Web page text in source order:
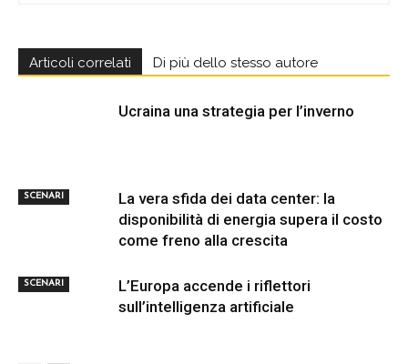
Articoli correlati Di più dello stesso autore
SCENARI
Ucraina una strategia per l’inverno
SCENARI
La vera sfida dei data center: la
disponibilità di energia supera il costo
come freno alla crescita
L’Europa accende i riflettori
sull’intelligenza artificiale